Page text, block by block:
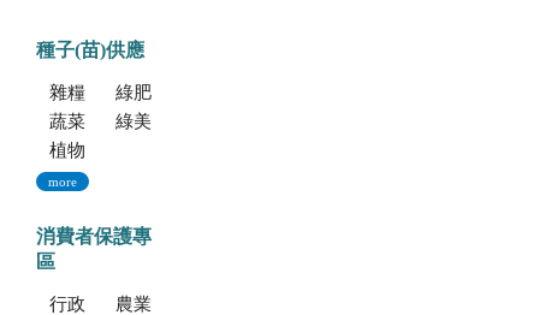
種子(苗)供應
雜糧種子
綠肥種子
蔬菜種子
綠美化種苗
植物組織培養
more
消費者保護專
區
行政院消費者保護會
農業部消費者保護專區